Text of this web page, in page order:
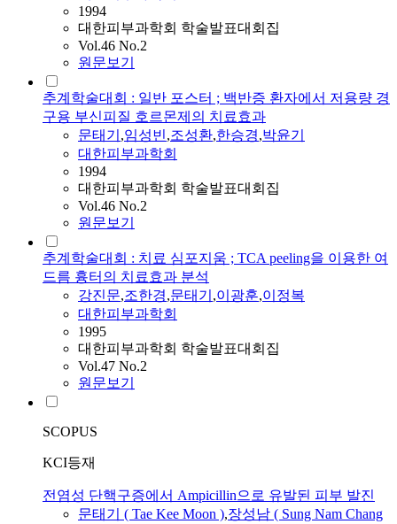
1994
대한피부과학회 학술발표대회집
Vol.46 No.2
원문보기
추계학술대회 : 일반 포스터 ; 백반증 환자에서 저용량 경
구용 부신피질 호르몬제의 치료효과
문태기 ,임성빈,조성환,한승경,박윤기
대한피부과학회
1994
대한피부과학회 학술발표대회집
Vol.46 No.2
원문보기
추계학술대회 : 치료 심포지움 ; TCA peeling을 이용한 여
드름 흉터의 치료효과 분석
강진문,조한경,문태기 ,이광훈,이정복
대한피부과학회
1995
대한피부과학회 학술발표대회집
Vol.47 No.2
원문보기
SCOPUS
KCI등재
전염성 단핵구증에서 Ampicillin으로 유발된 피부 발진
문태기
( Tae Kee Moon ),장성남 ( Sung Nam Chang